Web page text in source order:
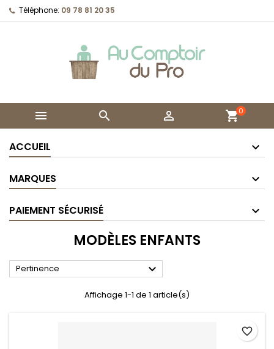
Téléphone: 09 78 81 20 35
   shopping_cart0
ACCUEIL
MARQUES
PAIEMENT SÉCURISÉ
MODÈLES ENFANTS
Pertinence 
Affichage 1-1 de 1 article(s)
favorite_border